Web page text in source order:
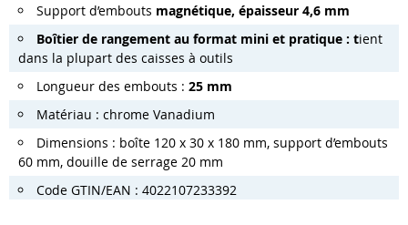
Support d’embouts magnétique, épaisseur 4,6 mm
Boîtier de rangement au format mini et pratique : tient
dans la plupart des caisses à outils
Longueur des embouts : 25 mm
Matériau : chrome Vanadium
Dimensions : boîte 120 x 30 x 180 mm, support d’embouts
60 mm, douille de serrage 20 mm
Code GTIN/EAN : 4022107233392